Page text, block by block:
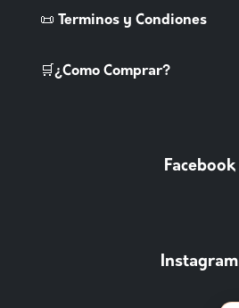
📜 Terminos y Condiones
🛒¿Como Comprar?
Facebook
Instagram